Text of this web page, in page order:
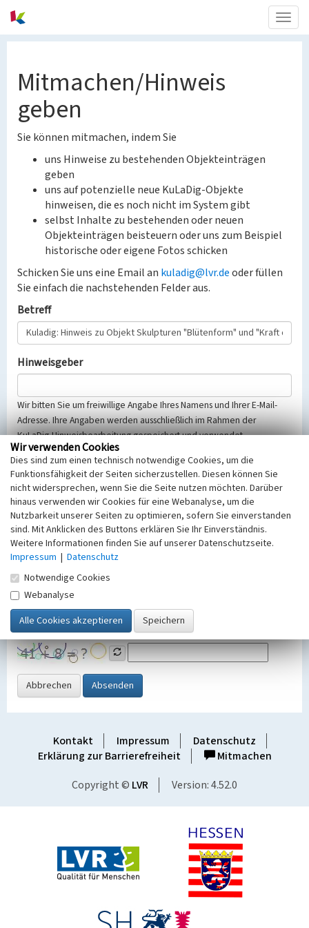
Mitmachen/Hinweis
geben
Sie können mitmachen, indem Sie
uns Hinweise zu bestehenden Objekteinträgen
geben
uns auf potenzielle neue KuLaDig-Objekte
hinweisen, die es noch nicht im System gibt
selbst Inhalte zu bestehenden oder neuen
Objekteinträgen beisteuern oder uns zum Beispiel
historische oder eigene Fotos schicken
Schicken Sie uns eine Email an kuladig@lvr.deoder füllen
Sie einfach die nachstehenden Felder aus.
Betreff
Hinweisgeber
Wir bitten Sie um freiwillige Angabe Ihres Namens und Ihrer E-Mail-
Adresse. Ihre Angaben werden ausschließlich im Rahmen der
KuLaDig-Hinweisbearbeitung gespeichert und verwendet.
Selbstverständlich werden diese entsprechend der Vorschriften des
Telemediengesetzes, des Datenschutzgesetzes NRW und der seit
dem 25.05.2018 gültigen Europäischen Datenschutzgrundverordnung
(EU-DSGVO) vertraulich behandelt, beachten Sie bitte unsere
Hinweise zumDatenschutz
Nachricht
SicherheitsabfrageTragen Sie unten das Rechenergebnis aus der
Grafik ein
Abbrechen Absenden
Kontakt Impressum
Datenschutz
Erklärung zur Barrierefreiheit
Mitmachen
Copyright © LVR Version: 4.52.0
Wir verwenden Cookies
Dies sind zum einen technisch notwendige Cookies, um die
Funktionsfähigkeit der Seiten sicherzustellen. Diesen können Sie
nicht widersprechen, wenn Sie die Seite nutzen möchten. Darüber
hinaus verwenden wir Cookies für eine Webanalyse, um die
Nutzbarkeit unserer Seiten zu optimieren, sofern Sie einverstanden
sind. Mit Anklicken des Buttons erklären Sie Ihr Einverständnis.
Weitere Informationen finden Sie auf unserer Datenschutzseite.
Impressum | Datenschutz
Notwendige Cookies
Webanalyse